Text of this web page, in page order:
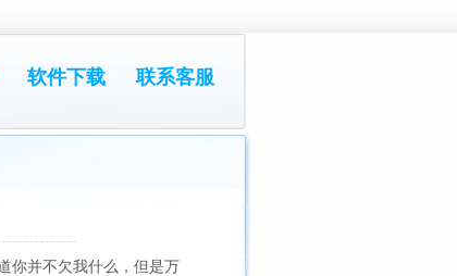
软件下载 联系客服
你并不欠我什么，但是万